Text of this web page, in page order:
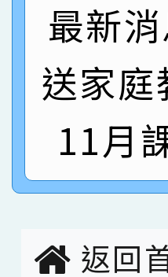
名
倩參加
名 指導
賀！本
園市英
指導老
賀！本
賽 劉文
臺灣台
賀！本
市賽榮
最新
送家
11月
返回